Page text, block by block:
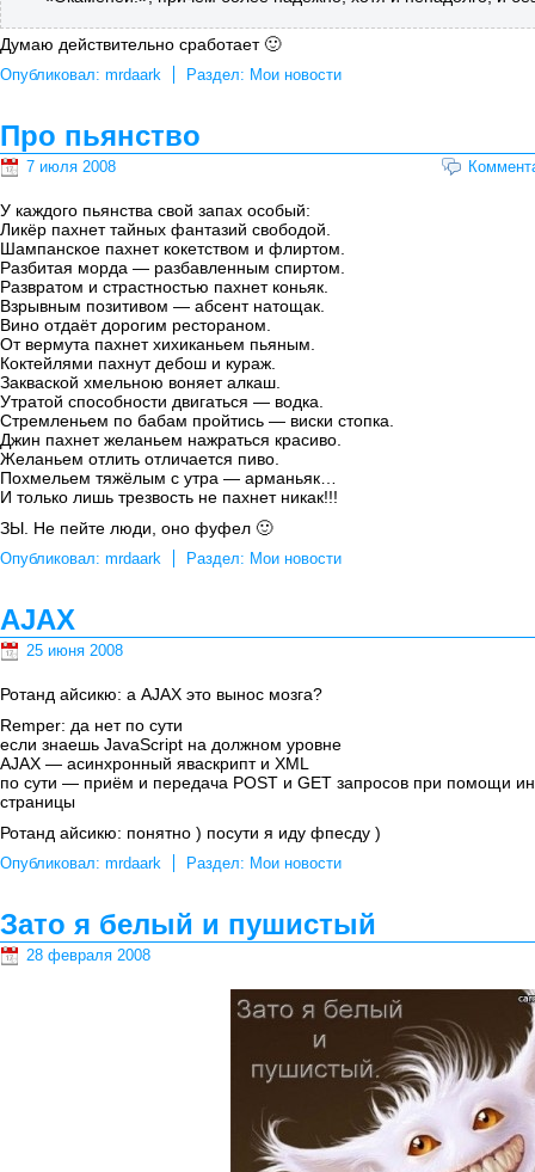
Думаю действительно сработает 🙂
Опубликовал: mrdaark Раздел: Мои новости
Про пьянство
7 июля 2008
У каждого пьянства свой запах особый:
Ликёр пахнет тайных фантазий свободой.
Шампанское пахнет кокетством и флиртом.
Разбитая морда — разбавленным спиртом.
Развратом и страстностью пахнет коньяк.
Взрывным позитивом — абсент натощак.
Вино отдаёт дорогим рестораном.
От вермута пахнет хихиканьем пьяным.
Коктейлями пахнут дебош и кураж.
Закваской хмельною воняет алкаш.
Утратой способности двигаться — водка.
Стремленьем по бабам пройтись — виски стопка.
Джин пахнет желаньем нажраться красиво.
Желаньем отлить отличается пиво.
Похмельем тяжёлым с утра — арманьяк…
И только лишь трезвость не пахнет никак!!!
ЗЫ. Не пейте люди, оно фуфел 🙂
Опубликовал: mrdaark Раздел: Мои новости
AJAX
25 июня 2008
Ротанд айсикю: а AJAX это вынос мозга?
Remper: да нет по сути
если знаешь JavaScript на должном уровне
AJAX — асинхронный яваскрипт и XML
по сути — приём и передача POST и GET запросов при помощи
страницы
Ротанд айсикю: понятно ) посути я иду фпесду )
Опубликовал: mrdaark Раздел: Мои новости
Зато я белый и пушистый
28 февраля 2008